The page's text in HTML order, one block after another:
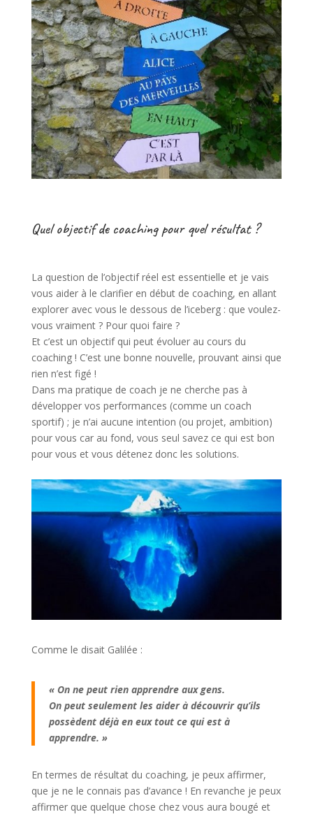
Quel objectif de coaching pour quel résultat ?
La question de l’objectif réel est essentielle et je vais
vous aider à le clarifier en début de coaching, en allant
explorer avec vous le dessous de l’iceberg : que voulez-
vous vraiment ? Pour quoi faire ?
Et c’est un objectif qui peut évoluer au cours du
coaching ! C’est une bonne nouvelle, prouvant ainsi que
rien n’est figé !
Dans ma pratique de coach je ne cherche pas à
développer vos performances (comme un coach
sportif) ; je n’ai aucune intention (ou projet, ambition)
pour vous car au fond, vous seul savez ce qui est bon
pour vous et vous détenez donc les solutions.
Comme le disait Galilée :
« On ne peut rien apprendre aux gens.
On peut seulement les aider à découvrir qu’ils
possèdent déjà en eux tout ce qui est à
apprendre. »
En termes de résultat du coaching, je peux affirmer,
que je ne le connais pas d’avance ! En revanche je peux
affirmer que quelque chose chez vous aura bougé et